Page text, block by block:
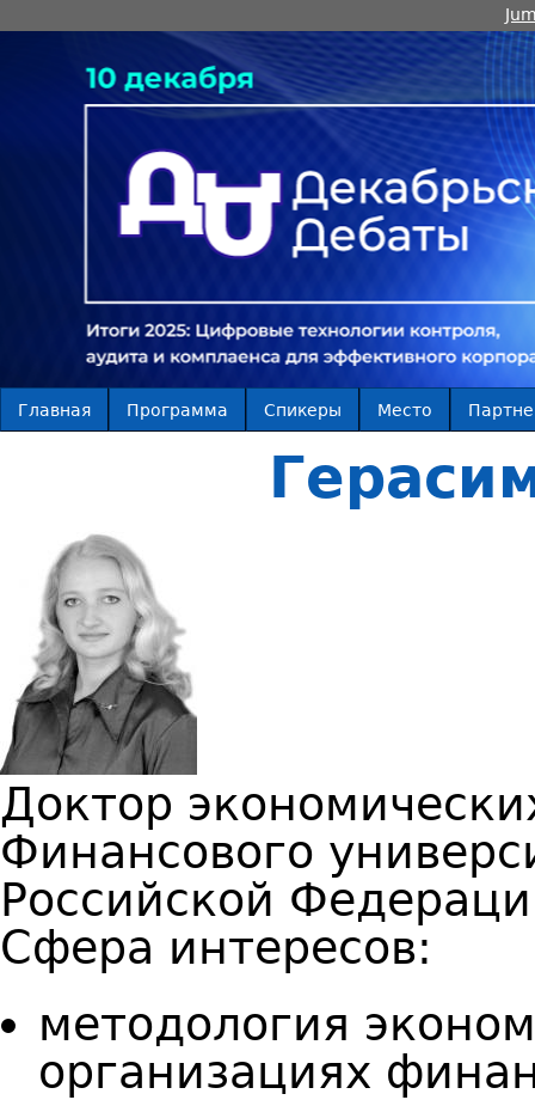
Главная Программа Спикеры Место
Доктор
Финансового
Российской
Сфера интересов:
методология
организациях